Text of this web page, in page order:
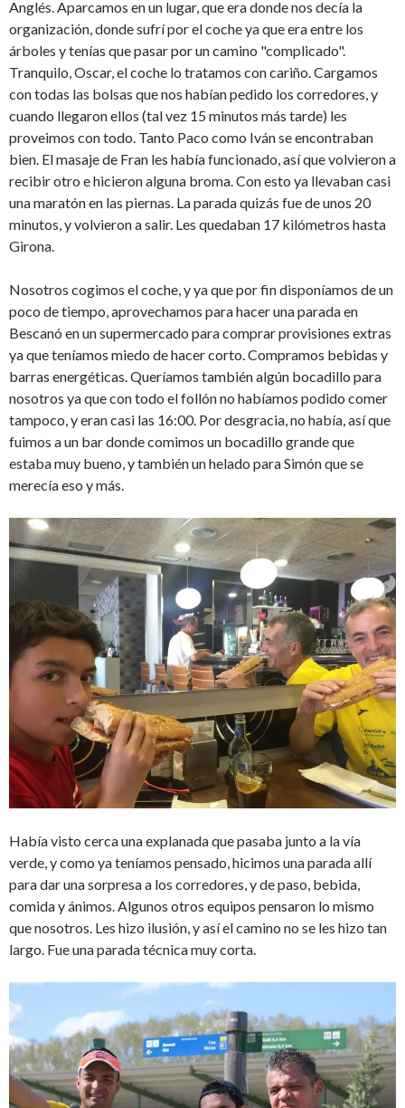
Anglés. Aparcamos en un lugar, que era donde nos decía la
organización, donde sufrí por el coche ya que era entre los
árboles y tenías que pasar por un camino "complicado".
Tranquilo, Oscar, el coche lo tratamos con cariño. Cargamos
con todas las bolsas que nos habían pedido los corredores, y
cuando llegaron ellos (tal vez 15 minutos más tarde) les
proveimos con todo. Tanto Paco como Iván se encontraban
bien. El masaje de Fran les había funcionado, así que volvieron a
recibir otro e hicieron alguna broma. Con esto ya llevaban casi
una maratón en las piernas. La parada quizás fue de unos 20
minutos, y volvieron a salir. Les quedaban 17 kilómetros hasta
Girona.
Nosotros cogimos el coche, y ya que por fin disponíamos de un
poco de tiempo, aprovechamos para hacer una parada en
Bescanó en un supermercado para comprar provisiones extras
ya que teníamos miedo de hacer corto. Compramos bebidas y
barras energéticas. Queríamos también algún bocadillo para
nosotros ya que con todo el follón no habíamos podido comer
tampoco, y eran casi las 16:00. Por desgracia, no había, así que
fuimos a un bar donde comimos un bocadillo grande que
estaba muy bueno, y también un helado para Simón que se
merecía eso y más.
Había visto cerca una explanada que pasaba junto a la vía
verde, y como ya teníamos pensado, hicimos una parada allí
para dar una sorpresa a los corredores, y de paso, bebida,
comida y ánimos. Algunos otros equipos pensaron lo mismo
que nosotros. Les hizo ilusión, y así el camino no se les hizo tan
largo. Fue una parada técnica muy corta.